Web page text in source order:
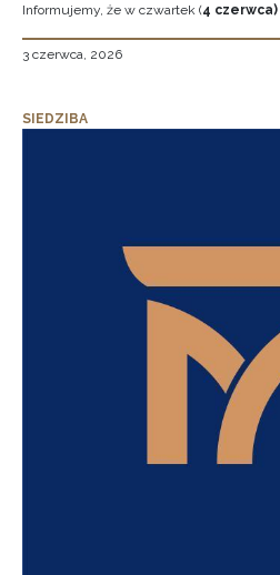
Informujemy, że w czwartek (4 czerwca)
3 czerwca, 2026
SIEDZIBA